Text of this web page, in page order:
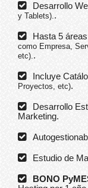
Desarrollo
y Tablets)..
Hasta 5
como Empresa,
etc)..
Incluye
Proyectos, etc).
Desarrollo
Marketing.
Estudio de
BONO